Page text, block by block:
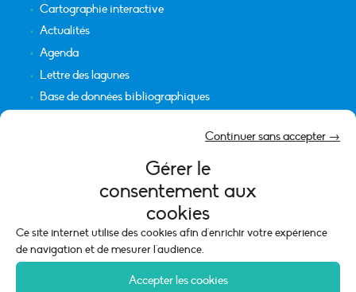
Gérer le
consentement aux
cookies
Ce site internet utilise des cookies afin d'enrichir votre expérience
de navigation et de mesurer l'audience.
Accepter les cookies
Continuer sans accepter →
Cartographie interactive
Actualités
Agenda
Lettre des lagunes
Base de données bibliographiques
Mentions légales
Politique de cookies (UE)